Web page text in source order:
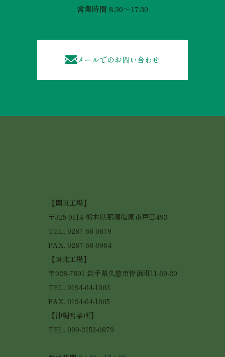
営業時間 8:30～17:30
メールでのお問い合わせ
【関東工場】
〒325-0114 栃木県那須塩原市戸田493
TEL. 0287-68-0879
FAX. 0287-68-0964
【東北工場】
〒028-7801 岩手県久慈市侍浜町11-69-20
TEL. 0194-64-1003
FAX. 0194-64-1005
【沖縄営業所】
TEL. 090-2153-0879